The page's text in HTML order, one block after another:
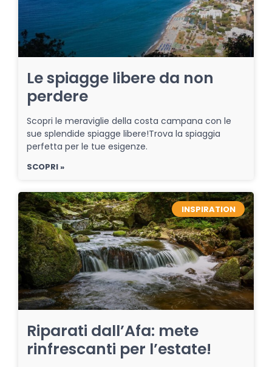
Le spiagge libere da non
perdere
Scopri le meraviglie della costa campana con le
sue splendide spiagge libere!Trova la spiaggia
perfetta per le tue esigenze.
SCOPRI »
INSPIRATION
Riparati dall’Afa: mete
rinfrescanti per l’estate!